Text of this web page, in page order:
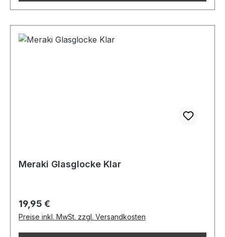
Meraki Glasglocke Klar
Regulärer Preis:
19,95 €
Preise inkl. MwSt. zzgl. Versandkosten